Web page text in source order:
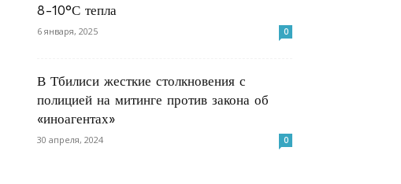
8-10°С тепла
6 января, 2025 0
В Тбилиси жесткие столкновения с
полицией на митинге против закона об
«иноагентах»
30 апреля, 2024 0